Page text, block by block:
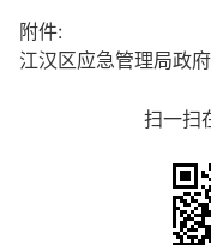
附件:
江汉区应急管理局政
扫一扫